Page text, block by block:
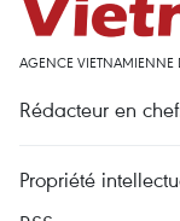
AGENCE VIETNAMIENNE
Rédacteur en
Propriété